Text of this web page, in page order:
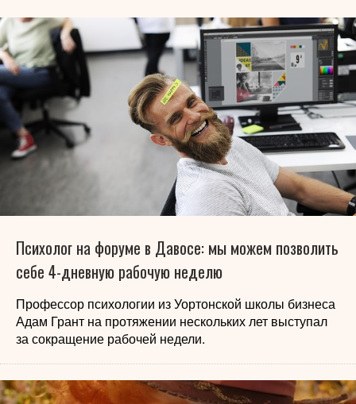
Психолог на форуме в Давосе: мы можем позволить
себе 4-дневную рабочую неделю
Профессор психологии из Уортонской школы бизнеса
Адам Грант на протяжении нескольких лет выступал
за сокращение рабочей недели.